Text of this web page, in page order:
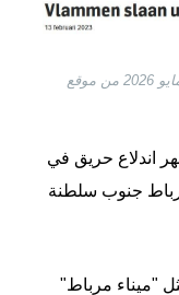
صورة ملتقطة من الشاشة بتاريخ 12 أيار/مايو 2026 من موقع
اندلاع حريق في
جنوب سلطنة
"ميناء مرباط"